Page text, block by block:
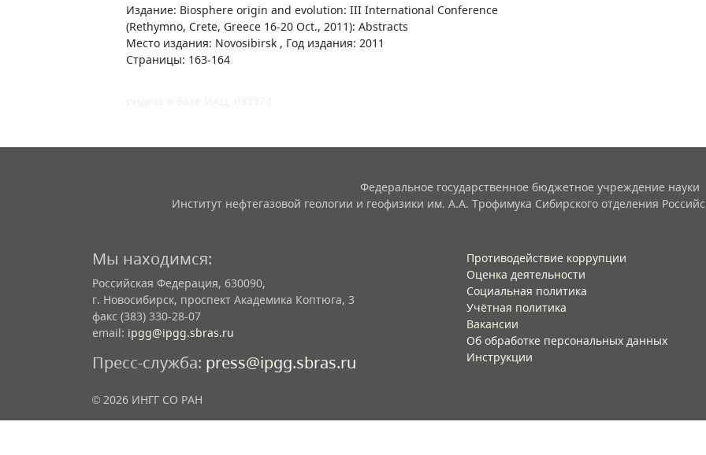
Издание: Biosphere origin and evolution: III International Conference
(Rethymno, Crete, Greece 16-20 Oct., 2011): Abstracts
Место издания: Novosibirsk , Год издания: 2011
Страницы: 163-164
Федеральное государственное бюджетное учреждение науки
Институт нефтегазовой геологии и геофизики им. А.А. Трофимука Сибирского отделения
Мы находимся:
Российская Федерация, 630090,
г. Новосибирск, проспект Академика Коптюга, 3
факс (383) 330-28-07
email: ipgg@ipgg.sbras.ru
Пресс-служба: press@ipgg.sbras.ru
Противодействие коррупции
Оценка деятельности
Социальная политика
Учётная политика​
Вакансии​
Об обработке персональных данных​
Инструкции​
© 2026 ИНГГ СО РАН